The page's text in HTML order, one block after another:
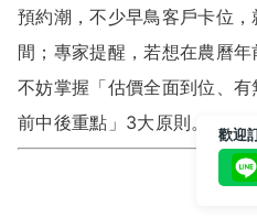
預約潮，不少早鳥客戶卡位
間；專家提醒，若想在農曆年
不妨掌握「估價全面到位、
前中後重點」3大原則。